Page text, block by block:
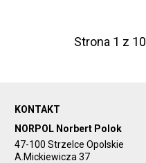
Strona 1 z 10
KONTAKT
NORPOL Norbert Polok
47-100 Strzelce Opolskie
A.Mickiewicza 37